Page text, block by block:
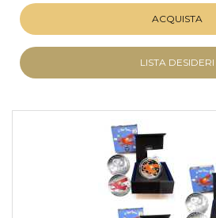
ACQUISTA
LISTA DESIDERI